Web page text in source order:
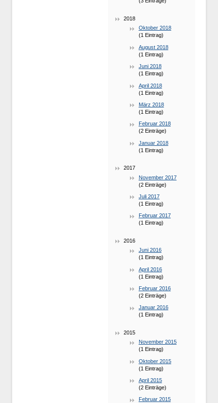
2018
Oktober 2018
(1 Eintrag)
August 2018
(1 Eintrag)
Juni 2018
(1 Eintrag)
April 2018
(1 Eintrag)
März 2018
(1 Eintrag)
Februar 2018
(2 Einträge)
Januar 2018
(1 Eintrag)
2017
November 2017
(2 Einträge)
Juli 2017
(1 Eintrag)
Februar 2017
(1 Eintrag)
2016
Juni 2016
(1 Eintrag)
April 2016
(1 Eintrag)
Februar 2016
(2 Einträge)
Januar 2016
(1 Eintrag)
2015
November 2015
(1 Eintrag)
Oktober 2015
(1 Eintrag)
April 2015
(2 Einträge)
Februar 2015